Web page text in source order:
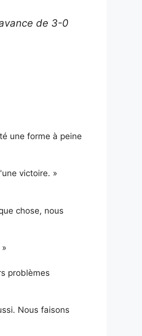
de 3-0
une forme à peine
victoire. »
chose, nous
problèmes
Nous faisons